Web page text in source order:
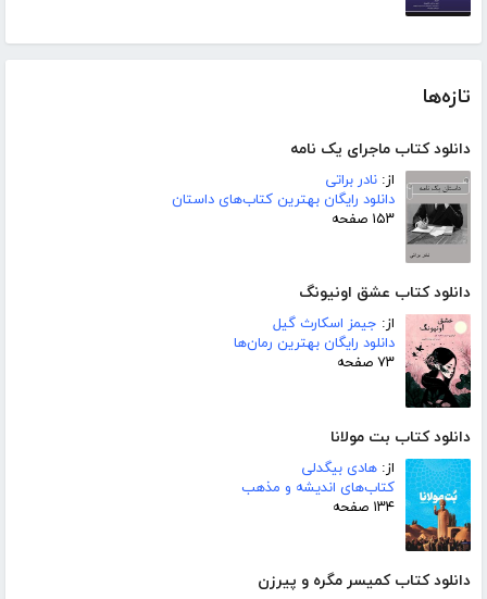
تازه‌ها
دانلود کتاب ماجرای یک نامه
از: نادر براتی
دانلود رایگان بهترین کتاب‌های داستان
۱۵۳ صفحه
دانلود کتاب عشق اونیونگ
از: جیمز اسکارث گیل
دانلود رایگان بهترین رمان‌ها
۷۳ صفحه
دانلود کتاب بت مولانا
از: هادی بیگدلی
کتاب‌های اندیشه و مذهب
۱۳۴ صفحه
دانلود کتاب کمیسر مگره و پیرزن